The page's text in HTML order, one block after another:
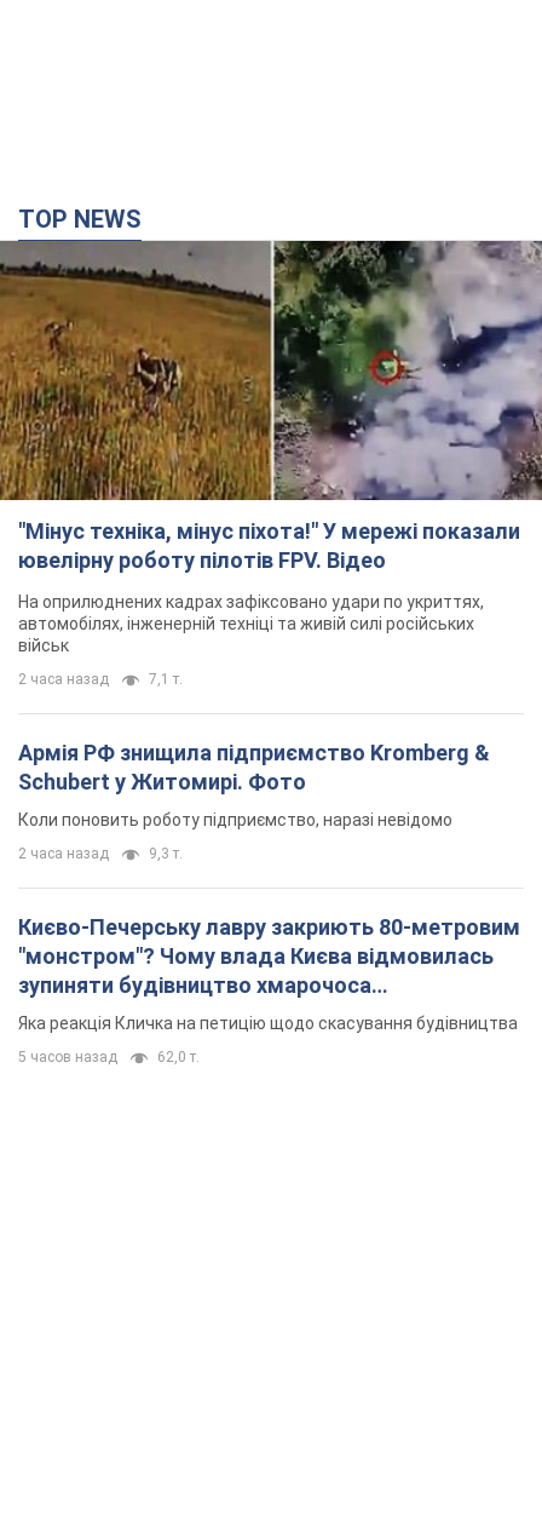
TOP NEWS
"Мінус техніка, мінус піхота!" У мережі показали
ювелірну роботу пілотів FPV. Відео
На оприлюднених кадрах зафіксовано удари по укриттях,
автомобілях, інженерній техніці та живій силі російських
військ
2 часа назад 7,1 т.
Армія РФ знищила підприємство Kromberg &
Schubert у Житомирі. Фото
Коли поновить роботу підприємство, наразі невідомо
2 часа назад 9,3 т.
Києво-Печерську лавру закриють 80-метровим
"монстром"? Чому влада Києва відмовилась
зупиняти будівництво хмарочоса
"московського вірянина"
Яка реакція Кличка на петицію щодо скасування будівництва
5 часов назад 62,0 т.